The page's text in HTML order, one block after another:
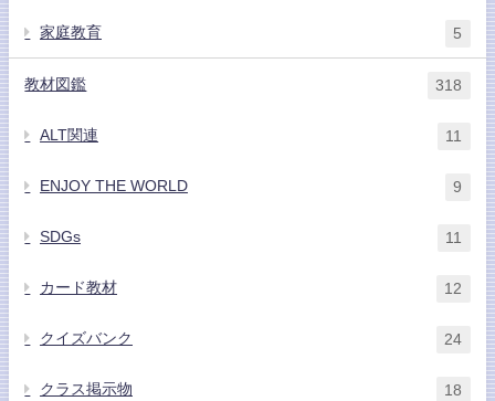
家庭教育 5
教材図鑑 318
ALT関連 11
ENJOY THE WORLD 9
SDGs 11
カード教材 12
クイズバンク 24
クラス掲示物 18